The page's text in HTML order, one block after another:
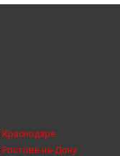
Краснодаре
Ростове-на-Дону